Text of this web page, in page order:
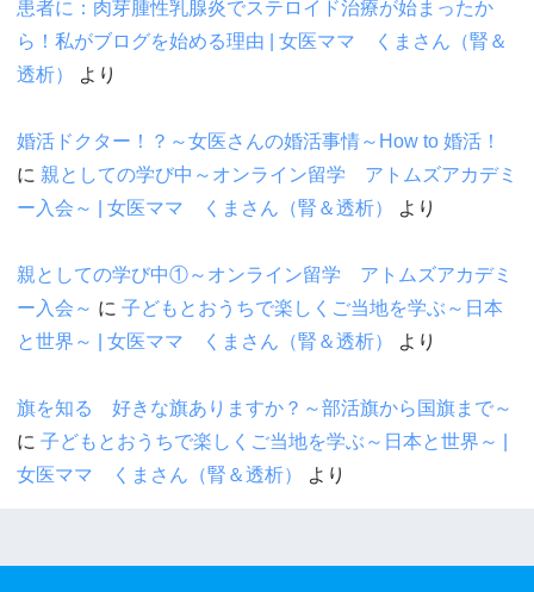
患者に：肉芽腫性乳腺炎でステロイド治療が始まったか
ら！私がブログを始める理由 | 女医ママ くまさん（腎＆
透析）
より
婚活ドクター！？～女医さんの婚活事情～How to 婚活！
に 親としての学び中～オンライン留学 アトムズアカデミ
ー入会～ | 女医ママ くまさん（腎＆透析）
より
親としての学び中①～オンライン留学 アトムズアカデミ
ー入会～ に 子どもとおうちで楽しくご当地を学ぶ～日本
と世界～ | 女医ママ くまさん（腎＆透析）
より
旗を知る 好きな旗ありますか？～部活旗から国旗まで～
に 子どもとおうちで楽しくご当地を学ぶ～日本と世界～ |
女医ママ くまさん（腎＆透析）
より